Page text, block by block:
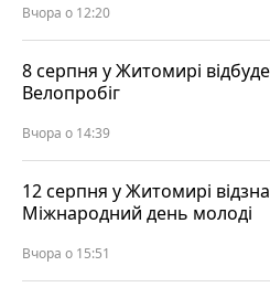
Вчора о 12:20
8 серпня у Житомирі
Велопробіг
Вчора о 14:39
12 серпня у Житомирі
Міжнародний день молоді
Вчора о 15:51